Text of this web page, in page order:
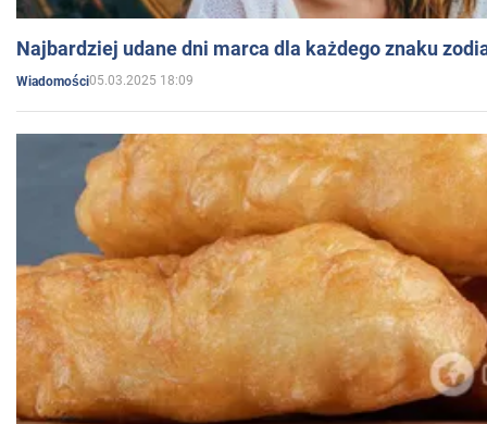
Najbardziej udane dni marca dla każdego znaku
Wiadomości05.03.2025 18:09